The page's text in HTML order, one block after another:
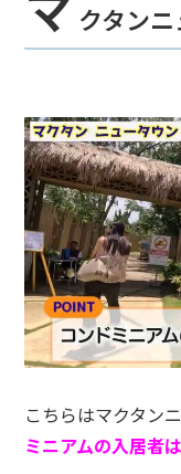
クタン
こちらはマクタン
ミニアムの入居者